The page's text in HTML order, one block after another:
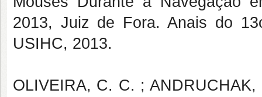
2013, Juiz de Fora. Anais do
USIHC, 2013.
OLIVEIRA, C. C. ;